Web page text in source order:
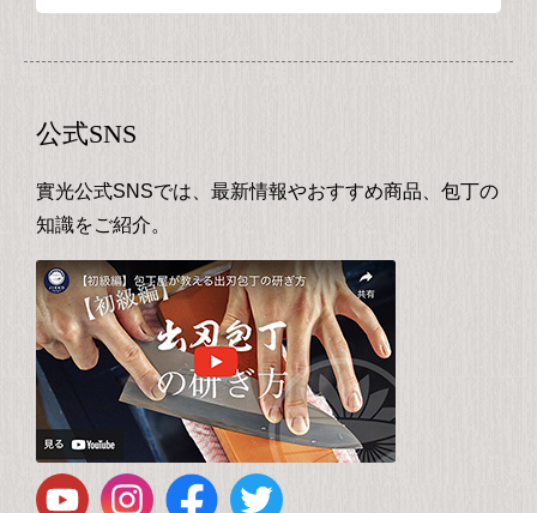
公式SNS
實光公式SNSでは、最新情報やおすすめ商品、包丁の
知識をご紹介。